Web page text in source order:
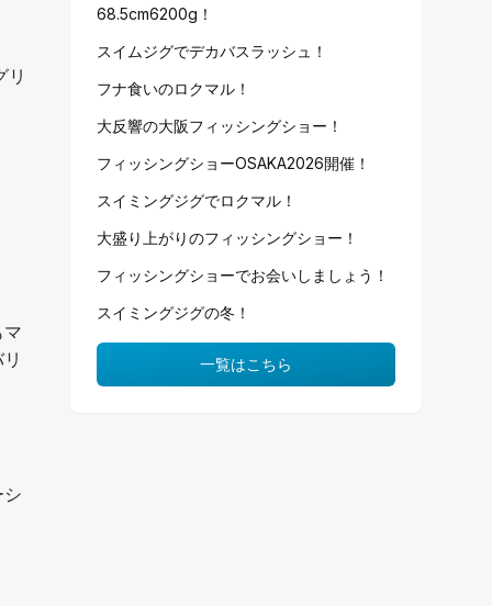
リ
68.5cm6200g！
スイムジグでデカバスラッシュ！
フナ食いのロクマル！
大反響の大阪フィッシングショー！
フィッシングショーOSAKA2026開催！
スイミングジグでロクマル！
大盛り上がりのフィッシングショー！
フィッシングショーでお会いしましょう！
スイミングジグの冬！
一覧はこちら